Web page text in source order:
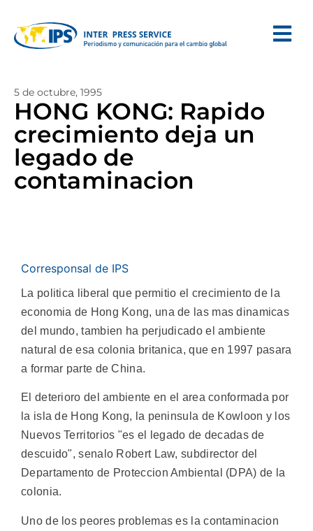
5 de octubre, 1995
HONG KONG: Rapido
crecimiento deja un
legado de
contaminacion
Corresponsal de IPS
La politica liberal que permitio el crecimiento de la
economia de Hong Kong, una de las mas dinamicas
del mundo, tambien ha perjudicado el ambiente
natural de esa colonia britanica, que en 1997 pasara
a formar parte de China.
El deterioro del ambiente en el area conformada por
la isla de Hong Kong, la peninsula de Kowloon y los
Nuevos Territorios "es el legado de decadas de
descuido", senalo Robert Law, subdirector del
Departamento de Proteccion Ambiental (DPA) de la
colonia.
Uno de los peores problemas es la contaminacion